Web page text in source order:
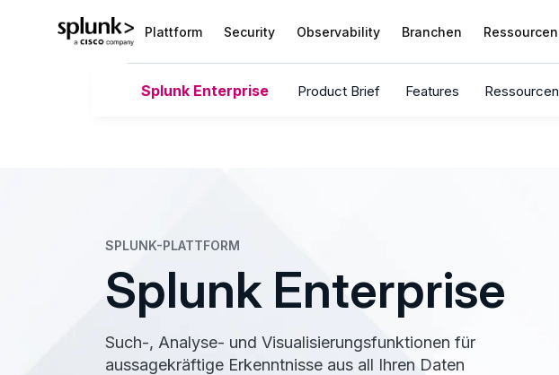
Plattform Security Observability Branchen Ressourcen
Splunk Enterprise Product Brief Features Ressourcen
SPLUNK-PLATTFORM
Splunk Enterprise
Such-, Analyse- und Visualisierungsfunktionen für
aussagekräftige Erkenntnisse aus all Ihren Daten